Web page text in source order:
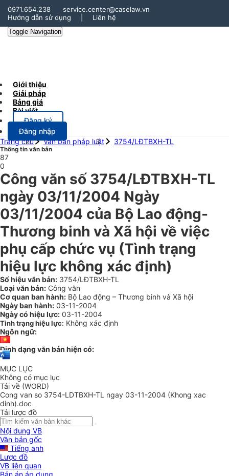
0971.654.238
service.center@caselaw.vn
Hướng dẫn sử dụng
Liên hệ
Toggle Navigation
Giới thiệu
Giải pháp
Bảng giá
Bài viết
Đăng ký
Đăng nhập
Trang chủ
Văn bản pháp luật 3754/LĐTBXH-TL
Thông tin văn bản
87
0
Công văn số 3754/LĐTBXH-TL
ngày 03/11/2004 Ngày
03/11/2004 của Bộ Lao động-
Thương binh và Xã hội về việc
phụ cấp chức vụ (Tình trạng
hiệu lực không xác định)
Số hiệu văn bản: 3754/LĐTBXH-TL
Loại văn bản: Công văn
Cơ quan ban hành: Bộ Lao động – Thương binh và Xã hội
Ngày ban hành: 03-11-2004
Ngày có hiệu lực: 03-11-2004
Tình trạng hiệu lực: Không xác định
Ngôn ngữ:
Định dạng văn bản hiện có:
MỤC LỤC
Không có mục lục
Tải về (WORD)
Cong van so 3754-LDTBXH-TL ngay 03-11-2004 (Khong xac
dinh).doc
Tải lược đồ
Nội dung VB
Văn bản gốc
Tiếng anh
Lược đồ
VB liên quan
Bản án áp dụng